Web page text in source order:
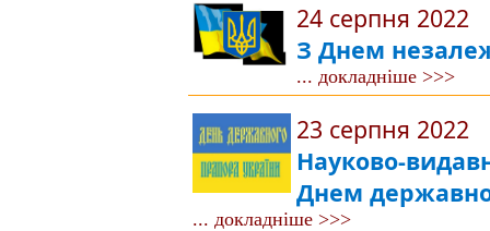
24 серпня 2022
З Днем
... докладніше >>>
23 серпня 2022
Науково-
Днем
... докладніше >>>